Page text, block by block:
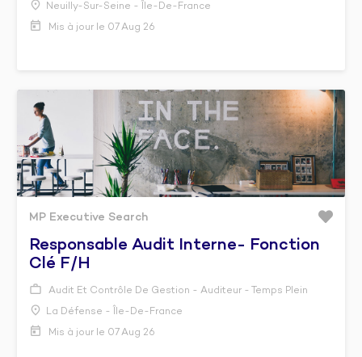
Neuilly-Sur-Seine - Île-De-France
Mis à jour le 07 Aug 26
MP Executive Search
Responsable Audit Interne- Fonction
Clé F/h
Audit Et Contrôle De Gestion - Auditeur - Temps Plein
La Défense - Île-De-France
Mis à jour le 07 Aug 26